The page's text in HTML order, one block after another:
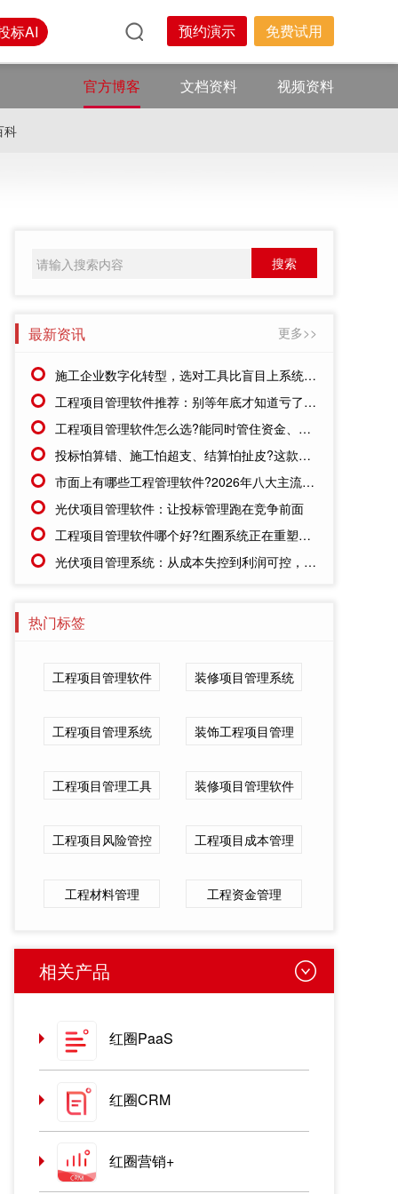
标AI 预约演示 免费试用
官方博客 文档资料 视频资料
科
最新资讯 更多>>
施工企业数字化转型，选对工具比盲目上系统更重要
工程项目管理软件推荐：别等年底才知道亏了!这套系统让每一分钱都有迹可循
工程项目管理软件怎么选?能同时管住资金、成本、进度的才靠谱
投标怕算错、施工怕超支、结算怕扯皮?这款施工成本管理系统一招全解决
市面上有哪些工程管理软件?2026年八大主流工具深度盘点
光伏项目管理软件：让投标管理跑在竞争前面
工程项目管理软件哪个好?红圈系统正在重塑工程企业的"数字大脑"
光伏项目管理系统：从成本失控到利润可控，老板只需做对一步
热门标签
工程项目管理软件 装修项目管理系统
工程项目管理系统 装饰工程项目管理
工程项目管理工具 装修项目管理软件
工程项目风险管控 工程项目成本管理
工程材料管理 工程资金管理
相关产品
红圈PaaS
红圈CRM
红圈营销+